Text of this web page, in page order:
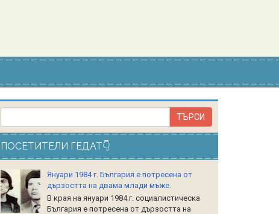
ПОСЕТИТЕЛИ ГЕДАТ👇
Януари 1984 г. България е потресена от
дързостта на двама млади мъже.
В края на януари 1984 г. социалистическа
България е потресена от дързостта на